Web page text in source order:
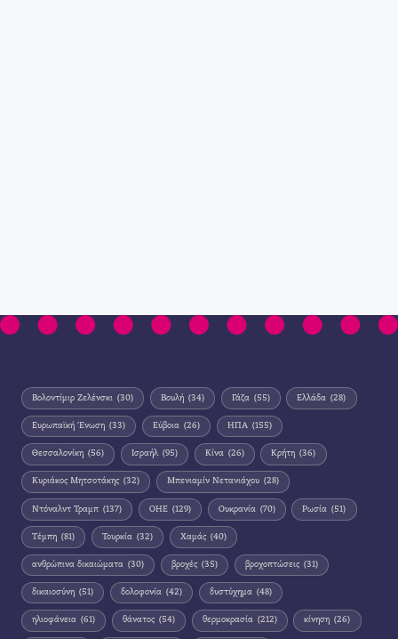
Βολοντίμιρ Ζελένσκι (30) Βουλή (34) Γάζα (55) Ελλάδα (28)
Ευρωπαϊκή Ένωση (33) Εύβοια (26) ΗΠΑ (155)
Θεσσαλονίκη (56) Ισραήλ (95) Κίνα (26) Κρήτη (36)
Κυριάκος Μητσοτάκης (32) Μπενιαμίν Νετανιάχου (28)
Ντόναλντ Τραμπ (137) ΟΗΕ (129) Ουκρανία (70) Ρωσία (51)
Τέμπη (81) Τουρκία (32) Χαμάς (40)
ανθρώπινα δικαιώματα (30) βροχές (35) βροχοπτώσεις (31)
δικαιοσύνη (51) δολοφονία (42) δυστύχημα (48)
ηλιοφάνεια (61) θάνατος (54) θερμοκρασία (212) κίνηση (26)